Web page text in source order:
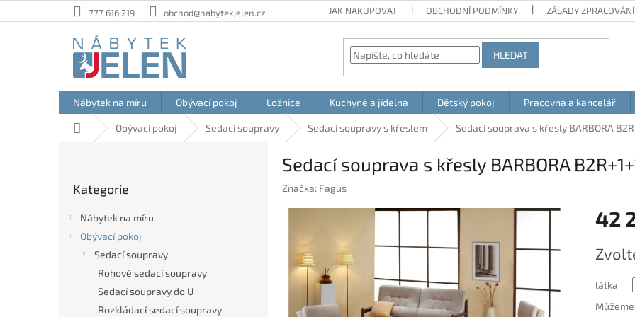
na
777 616 219 obchod@nabytekjelen.cz JAK NAKUPOVAT OBCHODNÍ PODMÍNKY ZÁSADY ZPRACOVÁNÍ
HLEDAT
Nábytek na míru Obývací pokoj Ložnice Kuchyně a jídelna Dětský pokoj Pracovna a kancelář
Domů Obývací pokoj Sedací soupravy Sedací soupravy s křeslem Sedací souprava s křesly BARBORA
kategorie
Kategorie
Nábytek na míru
Obývací pokoj
Sedací soupravy
Rohové sedací soupravy
Sedací soupravy do U
Rozkládací sedací soupravy
Sedací souprava s křesly BARBORA
Značka: Fagus
42
cena:
látka